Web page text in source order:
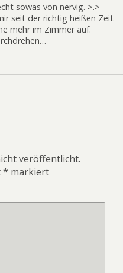
sowas von nervig. >.>
seit der richtig heißen Zeit
mehr im Zimmer auf.
veröffentlicht.
* markiert